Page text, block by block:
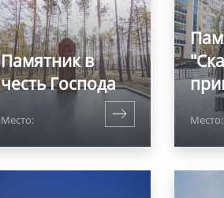
Памятник в
честь Господа
Место: Место: